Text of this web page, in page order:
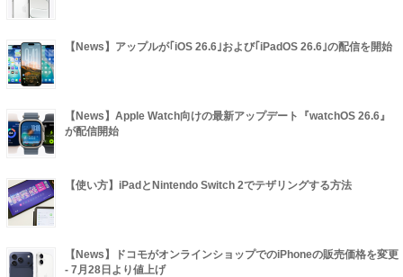
【News】アップルが｢iOS 26.6｣および｢iPadOS 26.6｣の配信を開始
【News】Apple Watch向けの最新アップデート『watchOS 26.6』
が配信開始
【使い方】iPadとNintendo Switch 2でテザリングする方法
【News】ドコモがオンラインショップでのiPhoneの販売価格を変更
- 7月28日より値上げ